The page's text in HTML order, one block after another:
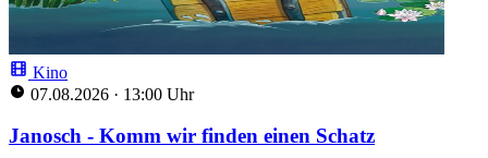
Kino
07.08.2026 · 13:00 Uhr
Janosch - Komm wir finden einen Schatz